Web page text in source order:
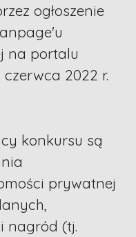
ogłoszenie
na portalu
2022 r.
konkursu są
prywatnej
nagród (tj.